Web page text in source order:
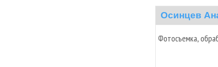
Осинцев
Фотосъемка,